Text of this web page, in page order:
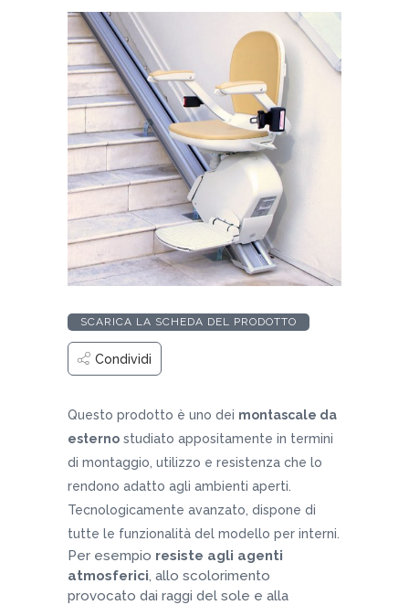
SCARICA LA SCHEDA DEL PRODOTTO
Condividi
Questo prodotto è uno dei montascale da
esterno studiato appositamente in termini
di montaggio, utilizzo e resistenza che lo
rendono adatto agli ambienti aperti.
Tecnologicamente avanzato, dispone di
tutte le funzionalità del modello per interni.
Per esempio resiste agli agenti
atmosferici, allo scolorimento
provocato dai raggi del sole e alla